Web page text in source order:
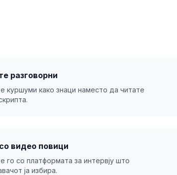
разговорни
куршуми како знаци наместо да читате
видео повици
го со платформата за интервју што
ја избира.